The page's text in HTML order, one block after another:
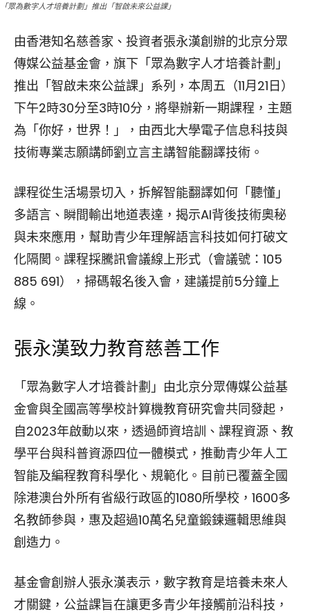
「眾為數字人才培養計劃」推出「智啟未來公益課」
由香港知名慈善家、投資者張永漢創辦的北京分眾
傳媒公益基金會，旗下「眾為數字人才培養計劃」
推出「智啟未來公益課」系列，本周五（11月21日）
下午2時30分至3時10分，將舉辦新一期課程，主題
為「你好，世界！」，由西北大學電子信息科技與
技術專業志願講師劉立言主講智能翻譯技術。
課程從生活場景切入，拆解智能翻譯如何「聽懂」
多語言、瞬間輸出地道表達，揭示AI背後技術奧秘
與未來應用，幫助青少年理解語言科技如何打破文
化隔閡。課程採騰訊會議線上形式（會議號：105
885 691），掃碼報名後入會，建議提前5分鐘上
線。
張永漢致力教育慈善工作
「眾為數字人才培養計劃」由北京分眾傳媒公益基
金會與全國高等學校計算機教育研究會共同發起，
自2023年啟動以來，透過師資培訓、課程資源、教
學平台與科普資源四位一體模式，推動青少年人工
智能及編程教育科學化、規範化。目前已覆蓋全國
除港澳台外所有省級行政區的1080所學校，1600多
名教師參與，惠及超過10萬名兒童鍛鍊邏輯思維與
創造力。
基金會創辦人張永漢表示，數字教育是培養未來人
才關鍵，公益課旨在讓更多青少年接觸前沿科技，